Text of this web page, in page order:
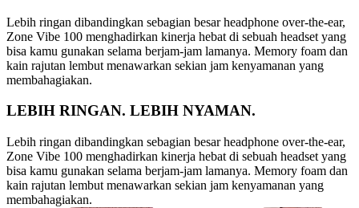
Lebih ringan dibandingkan sebagian besar headphone over-the-ear,
Zone Vibe 100 menghadirkan kinerja hebat di sebuah headset yang
bisa kamu gunakan selama berjam-jam lamanya. Memory foam dan
kain rajutan lembut menawarkan sekian jam kenyamanan yang
membahagiakan.
LEBIH RINGAN. LEBIH NYAMAN.
Lebih ringan dibandingkan sebagian besar headphone over-the-ear,
Zone Vibe 100 menghadirkan kinerja hebat di sebuah headset yang
bisa kamu gunakan selama berjam-jam lamanya. Memory foam dan
kain rajutan lembut menawarkan sekian jam kenyamanan yang
membahagiakan.